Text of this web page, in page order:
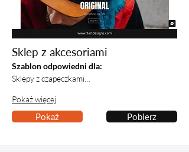
Sklep z akcesoriami
Szablon odpowiedni dla:
Sklepy z czapeczkami…
Pokaż więcej
Pokaż Pobierz